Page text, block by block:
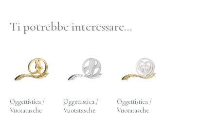
Ti potrebbe interessare…
Oggettistica /
Vuotatasche
Oggettistica /
Vuotatasche
Oggettistica /
Vuotatasche